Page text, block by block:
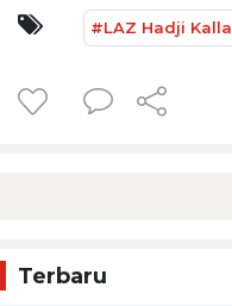
#LAZ Hadji Kalla
Terbaru